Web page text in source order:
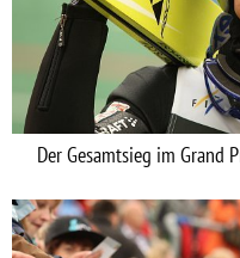
Der Gesamtsieg im Grand